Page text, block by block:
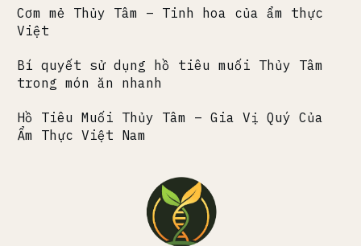
Cơm mẻ Thủy Tâm – Tinh hoa của ẩm thực
Việt
Bí quyết sử dụng hồ tiêu muối Thủy Tâm
trong món ăn nhanh
Hồ Tiêu Muối Thủy Tâm – Gia Vị Quý Của
Ẩm Thực Việt Nam